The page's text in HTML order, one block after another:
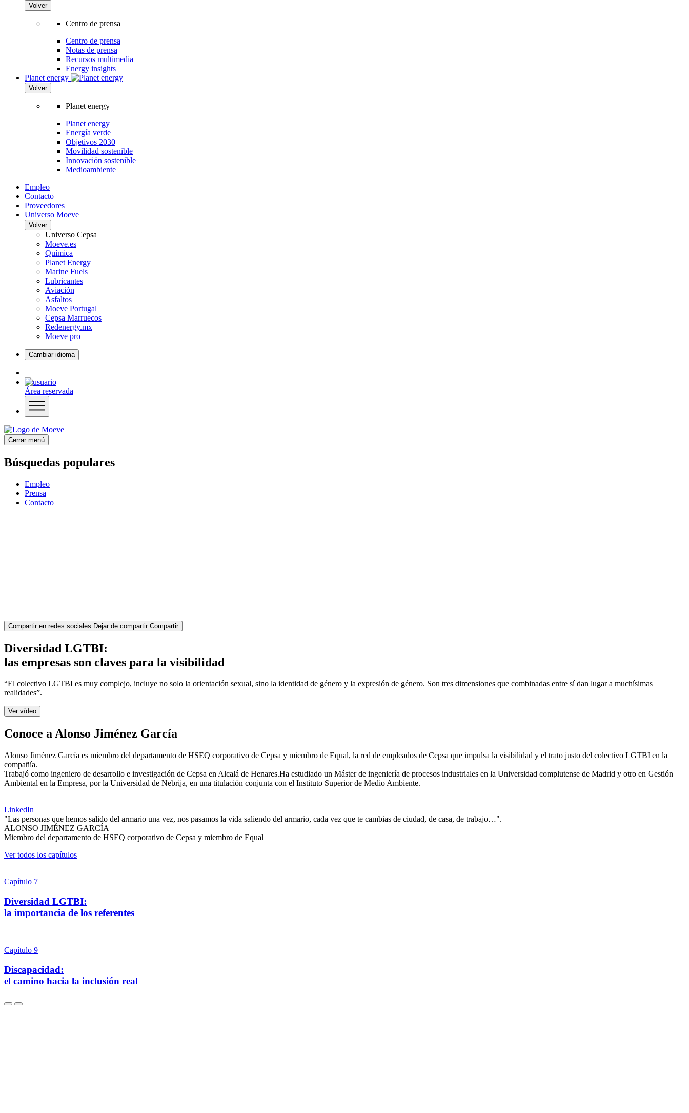
Volver
Centro de prensa
Centro de prensa
Notas de prensa
Recursos multimedia
Energy insights
Planet energy
Volver
Planet energy
Planet energy
Energía verde
Objetivos 2030
Movilidad sostenible
Innovación sostenible
Medioambiente
Empleo
Contacto
Proveedores
Universo Moeve
Volver
Universo Cepsa
Moeve.es
Química
Planet Energy
Marine Fuels
Lubricantes
Aviación
Asfaltos
Moeve Portugal
Cepsa Marruecos
Redenergy.mx
Moeve pro
Cambiar idioma
Área reservada
Cerrar menú
Búsquedas populares
Empleo
Prensa
Contacto
Compartir en redes sociales Dejar de compartir Compartir
Diversidad LGTBI:
las empresas son claves para la visibilidad
“El colectivo LGTBI es muy complejo, incluye no solo la orientación sexual, sino la identidad de género y la expresión de género. Son tres dimensiones que combinadas entre sí dan lugar a muchísimas
realidades”.
Ver vídeo
Conoce a Alonso Jiménez García
Alonso Jiménez García es miembro del departamento de HSEQ corporativo de Cepsa y miembro de Equal, la red de empleados de Cepsa que impulsa la visibilidad y el trato justo del colectivo LGTBI en la
compañía.
Trabajó como ingeniero de desarrollo e investigación de Cepsa en Alcalá de Henares.Ha estudiado un Máster de ingeniería de procesos industriales en la Universidad complutense de Madrid y otro en Gestión
Ambiental en la Empresa, por la Universidad de Nebrija, en una titulación conjunta con el Instituto Superior de Medio Ambiente.
LinkedIn
"Las personas que hemos salido del armario una vez, nos pasamos la vida saliendo del armario, cada vez que te cambias de ciudad, de casa, de trabajo…".
ALONSO JIMÉNEZ GARCÍA
Miembro del departamento de HSEQ corporativo de Cepsa y miembro de Equal
Ver todos los capítulos
Capítulo 7
Diversidad LGTBI:
la importancia de los referentes
Capítulo 9
Discapacidad:
el camino hacia la inclusión real